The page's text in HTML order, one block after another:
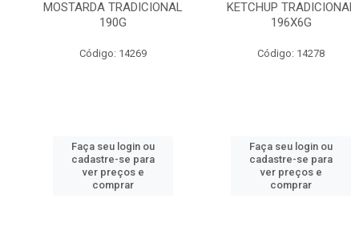
MOSTARDA TRADICIONAL
190G
Código: 14269
Faça seu login ou
cadastre-se para
ver preços e
comprar
KETCHUP
196X6G
Código: 14278
Faça seu login ou
cadastre-se para
ver preços e
comprar